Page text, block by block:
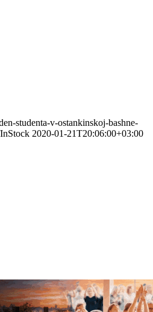
studenta-v-ostankinskoj-bashne-
2020-01-21T20:06:00+03:00